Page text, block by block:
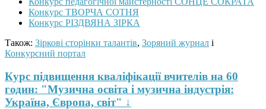
Конкурс ТВОРЧА СОТНЯ
Конкурс РІЗДВЯНА ЗІРКА
Також: Зіркові сторінки талантів, Зоряний журнал і
Конкурсний портал
Курс підвищення кваліфікації вчителів на 60
годин: "Музична освіта і музична індустрія:
Україна, Європа, світ" ↓